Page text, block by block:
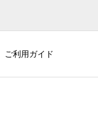
ご利用ガイド